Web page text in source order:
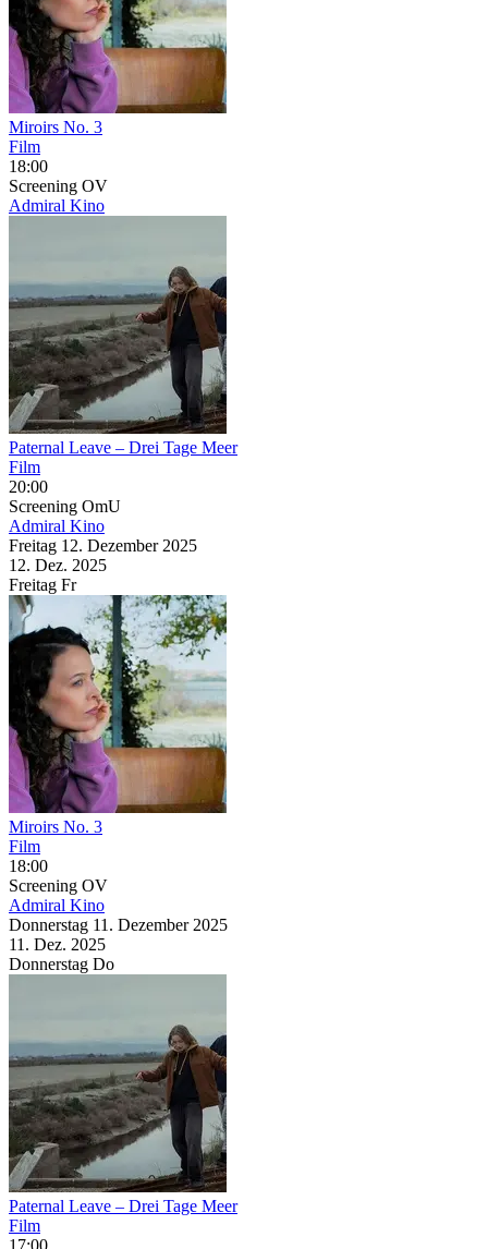
Miroirs No. 3
Film
18:00
Screening OV
Admiral Kino
Paternal Leave – Drei Tage Meer
Film
20:00
Screening OmU
Admiral Kino
Freitag 12. Dezember 2025
12. Dez. 2025
Freitag Fr
Miroirs No. 3
Film
18:00
Screening OV
Admiral Kino
Donnerstag 11. Dezember 2025
11. Dez. 2025
Donnerstag Do
Paternal Leave – Drei Tage Meer
Film
17:00